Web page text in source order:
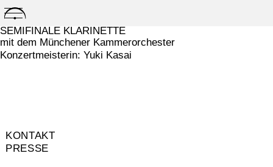
Skip
to
content
SEMIFINALE KLARINETTE
mit dem Münchener Kammerorchester
Konzertmeisterin: Yuki Kasai
KONTAKT
PRESSE